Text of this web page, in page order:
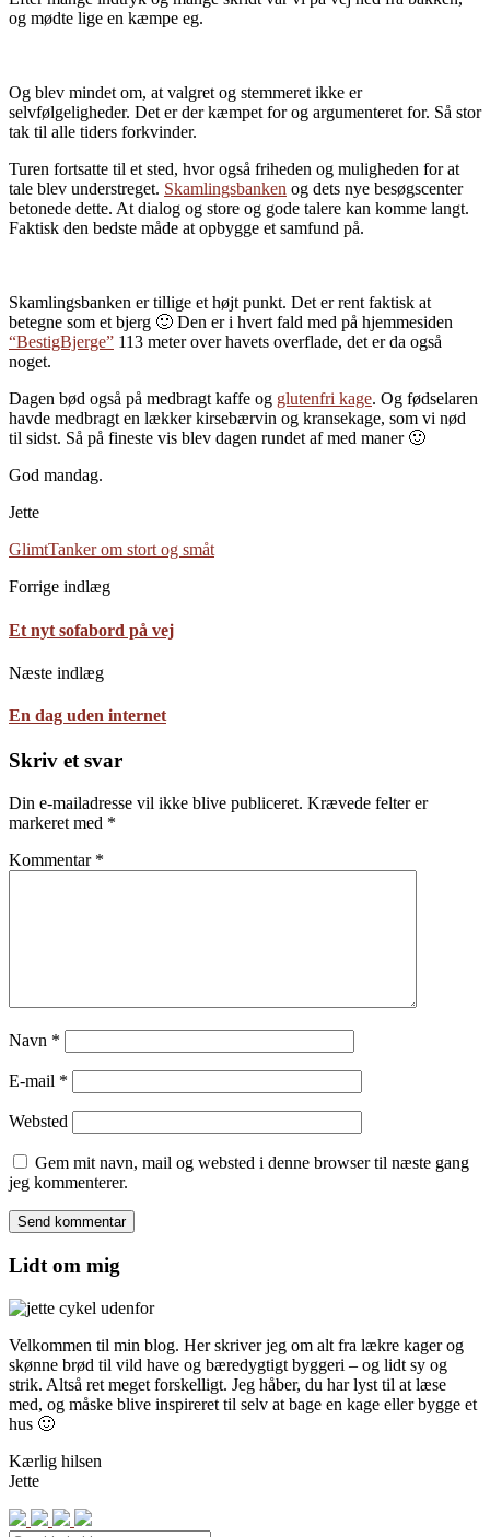
og mødte lige en kæmpe eg.
Og blev mindet om, at valgret og stemmeret ikke er
selvfølgeligheder. Det er der kæmpet for og argumenteret for. Så stor
tak til alle tiders forkvinder.
Turen fortsatte til et sted, hvor også friheden og muligheden for at
tale blev understreget. Skamlingsbanken og dets nye besøgscenter
betonede dette. At dialog og store og gode talere kan komme langt.
Faktisk den bedste måde at opbygge et samfund på.
Skamlingsbanken er tillige et højt punkt. Det er rent faktisk at
betegne som et bjerg 🙂 Den er i hvert fald med på hjemmesiden
“BestigBjerge” 113 meter over havets overflade, det er da også
noget.
Dagen bød også på medbragt kaffe og glutenfri kage. Og fødselaren
havde medbragt en lækker kirsebærvin og kransekage, som vi nød
til sidst. Så på fineste vis blev dagen rundet af med maner 🙂
God mandag.
Jette
GlimtTanker om stort og småt
Forrige indlæg
Et nyt sofabord på vej
Næste indlæg
En dag uden internet
Skriv et svar
Din e-mailadresse vil ikke blive publiceret. Krævede felter er
markeret med *
Kommentar *
Navn *
E-mail *
Websted
Gem mit navn, mail og websted i denne browser til næste gang
jeg kommenterer.
Lidt om mig
Velkommen til min blog. Her skriver jeg om alt fra lækre kager og
skønne brød til vild have og bæredygtigt byggeri – og lidt sy og
strik. Altså ret meget forskelligt. Jeg håber, du har lyst til at læse
med, og måske blive inspireret til selv at bage en kage eller bygge et
hus 🙂
Kærlig hilsen
Jette